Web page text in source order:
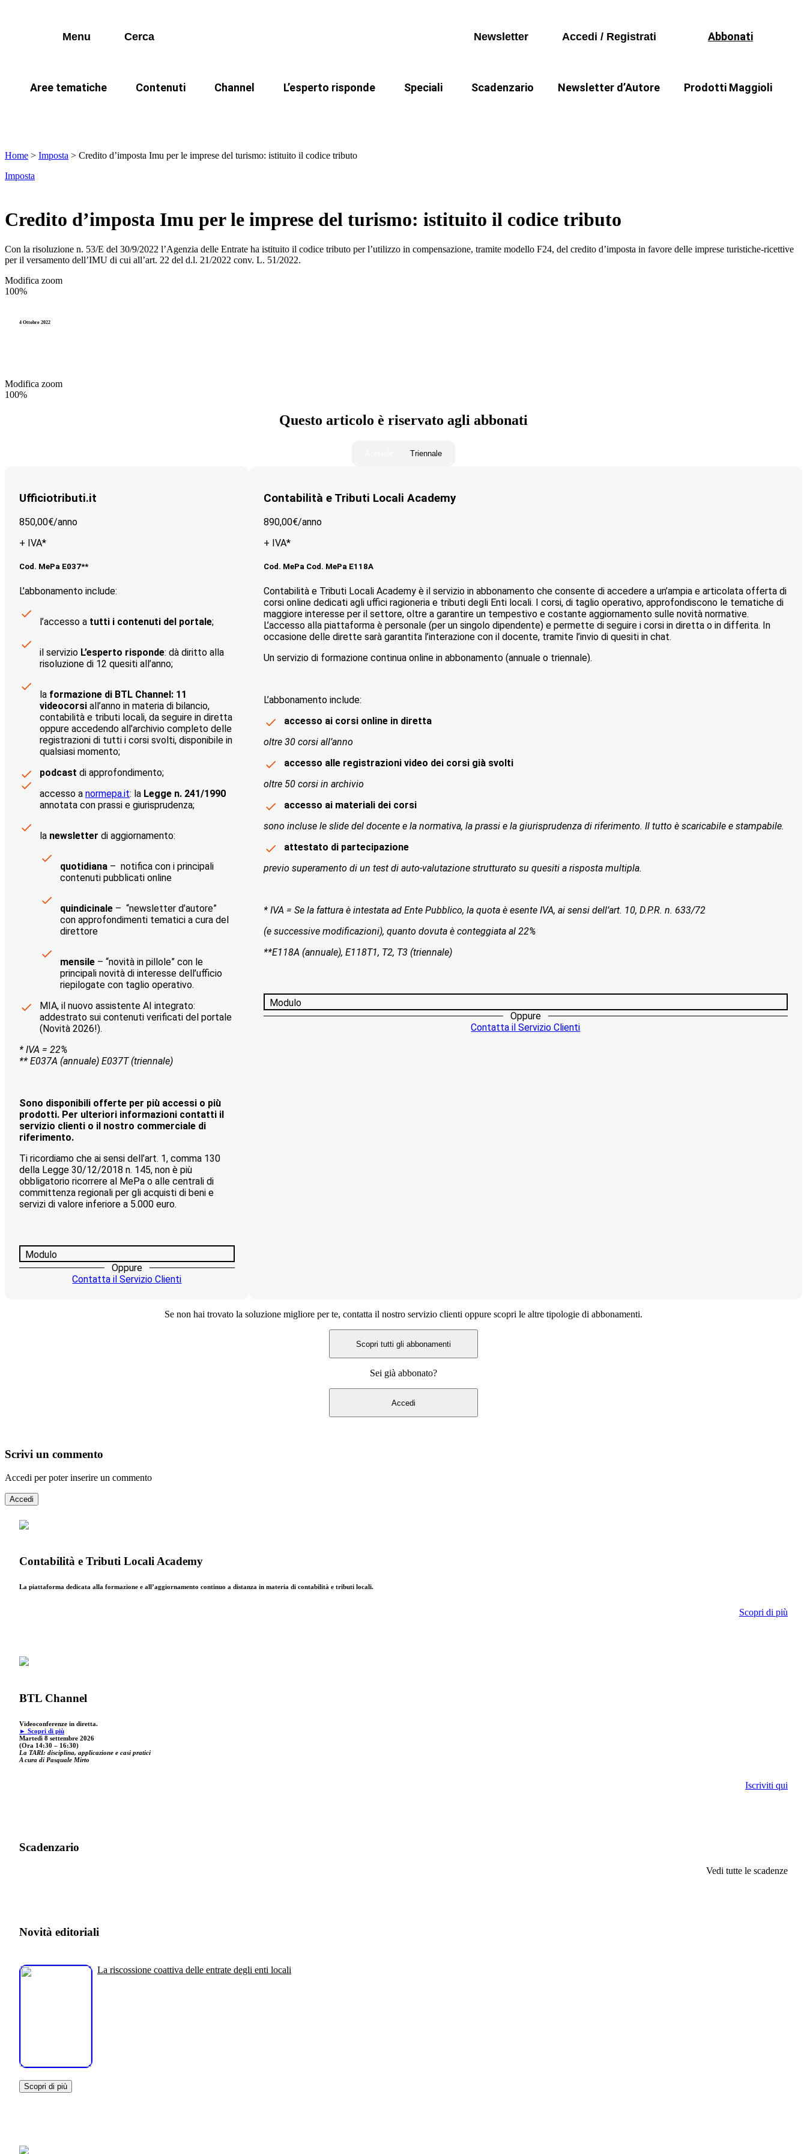
Menu Cerca
I più cercati
Newsletter Accedi / Registrati Abbonati
Aree tematiche
Contenzioso
Fiscalità locale
IUC
Riscossione
Contenuti
Giurisprudenza
Rassegna Stampa
Channel L’esperto risponde
I miei quesiti
Speciali Scadenzario Newsletter d’Autore Prodotti Maggioli
Lorem ipsum dolor sit amet consectetur
Adempimenti contabili
CUP
IUC
Riscossione
Approfondimenti
Normativa
Rassegna Stampa
TUEL (Testo Unico degli Enti Locali)
Legge di Bilancio 2026
TARI
Periodici
Home > Imposta > Credito d’imposta Imu per le imprese del turismo: istituito il codice tributo
Imposta
Credito d’imposta Imu per le imprese del turismo: istituito il codice tributo
Con la risoluzione n. 53/E del 30/9/2022 l’Agenzia delle Entrate ha istituito il codice tributo per l’utilizzo in compensazione, tramite modello F24, del credito d’imposta in favore delle imprese turistiche-ricettive
per il versamento dell’IMU di cui all’art. 22 del d.l. 21/2022 conv. L. 51/2022.
Modifica zoom
100%
4 Ottobre 2022
Modifica zoom
100%
Questo articolo è riservato agli abbonati
Triennale
Ufficiotributi.it
850,00€/anno
+ IVA*
Cod. MePa E037**
L’abbonamento include:
l’accesso a tutti i contenuti del portale;
il servizio L’esperto risponde: dà diritto alla
risoluzione di 12 quesiti all’anno;
la formazione di BTL Channel: 11
videocorsi all’anno in materia di bilancio,
contabilità e tributi locali, da seguire in diretta
oppure accedendo all’archivio completo delle
registrazioni di tutti i corsi svolti, disponibile in
qualsiasi momento;
podcast di approfondimento;
accesso a normepa.it: la Legge n. 241/1990
annotata con prassi e giurisprudenza;
la newsletter di aggiornamento:
quotidiana – notifica con i principali
contenuti pubblicati online
quindicinale – “newsletter d’autore”
con approfondimenti tematici a cura del
direttore
mensile – “novità in pillole” con le
principali novità di interesse dell’ufficio
riepilogate con taglio operativo.
MIA, il nuovo assistente AI integrato:
addestrato sui contenuti verificati del portale
(Novità 2026!).
* IVA = 22%
** E037A (annuale) E037T (triennale)
Sono disponibili offerte per più accessi o più
prodotti. Per ulteriori informazioni contatti il
servizio clienti o il nostro commerciale di
riferimento.
Ti ricordiamo che ai sensi dell’art. 1, comma 130
della Legge 30/12/2018 n. 145, non è più
obbligatorio ricorrere al MePa o alle centrali di
committenza regionali per gli acquisti di beni e
servizi di valore inferiore a 5.000 euro.
Modulo
Oppure
Contatta il Servizio Clienti
Contabilità e Tributi Locali Academy
890,00€/anno
+ IVA*
Cod. MePa Cod. MePa E118A
Contabilità e Tributi Locali Academy è il servizio in abbonamento che consente di accedere a un’ampia e articolata offerta di
corsi online dedicati agli uffici ragioneria e tributi degli Enti locali. I corsi, di taglio operativo, approfondiscono le tematiche di
maggiore interesse per il settore, oltre a garantire un tempestivo e costante aggiornamento sulle novità normative.
L’accesso alla piattaforma è personale (per un singolo dipendente) e permette di seguire i corsi in diretta o in differita. In
occasione delle dirette sarà garantita l’interazione con il docente, tramite l’invio di quesiti in chat.
Un servizio di formazione continua online in abbonamento (annuale o triennale).
L’abbonamento include:
accesso ai corsi online in diretta
oltre 30 corsi all’anno
accesso alle registrazioni video dei corsi già svolti
oltre 50 corsi in archivio
accesso ai materiali dei corsi
sono incluse le slide del docente e la normativa, la prassi e la giurisprudenza di riferimento. Il tutto è scaricabile e stampabile.
attestato di partecipazione
previo superamento di un test di auto-valutazione strutturato su quesiti a risposta multipla.
* IVA = Se la fattura è intestata ad Ente Pubblico, la quota è esente IVA, ai sensi dell’art. 10, D.P.R. n. 633/72
(e successive modificazioni), quanto dovuta è conteggiata al 22%
**E118A (annuale), E118T1, T2, T3 (triennale)
Modulo
Oppure
Contatta il Servizio Clienti
Se non hai trovato la soluzione migliore per te, contatta il nostro servizio clienti oppure scopri le altre tipologie di abbonamenti.
Scopri tutti gli abbonamenti
Sei già abbonato?
Accedi
Scrivi un commento
Accedi per poter inserire un commento
Accedi
Contabilità e Tributi Locali Academy
La piattaforma dedicata alla formazione e all’aggiornamento continuo a distanza in materia di contabilità e tributi locali.
Scopri di più
BTL Channel
Videoconferenze in diretta.
► Scopri di più
Martedì 8 settembre 2026
(Ora 14:30 – 16:30)
La TARI: disciplina, applicazione e casi pratici
A cura di Pasquale Mirto
Iscriviti qui
Scadenzario
Vedi tutte le scadenze
Novità editoriali
La riscossione coattiva delle entrate degli enti locali
Scopri di più